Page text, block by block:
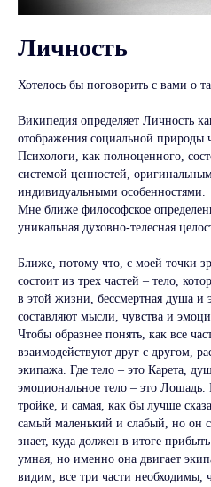
Личность
Хотелось бы поговорить с вами о
Википедия определяет Личность
отображения социальной природы
Психологи, как полноценного,
системой ценностей,
индивидуальными особенностями.
Мне ближе философское
уникальная духовно-телесная
Ближе, потому что, с моей точки
состоит из трех частей – тело,
в этой жизни, бессмертная душа и
составляют мысли, чувства и
Чтобы образнее понять, как все
взаимодействуют друг с другом,
экипажа. Где тело – это Карета,
эмоциональное тело – это Лошадь.
тройке, и самая, как бы лучше
самый маленький и слабый, но он
знает, куда должен в итоге
умная, но именно она двигает
видим, все три части необходимы,